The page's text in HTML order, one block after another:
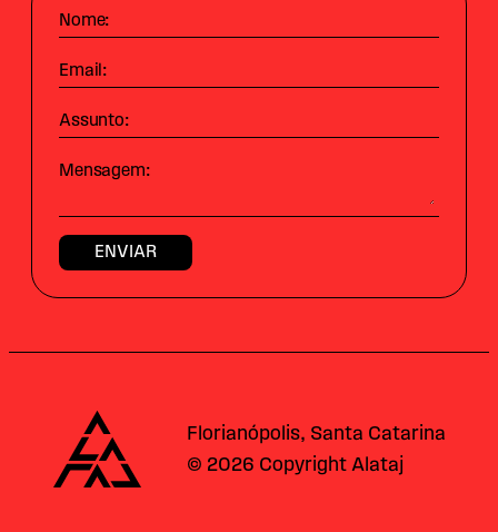
Nome:
Email:
Assunto:
Mensagem:
Alataj
Florianópolis, Santa Catarina
© 2026 Copyright Alataj